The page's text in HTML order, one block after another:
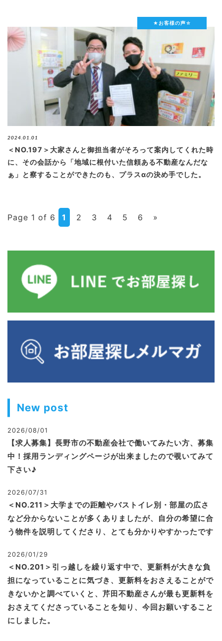
★お客様の声☆
2024.01.01
＜NO.197＞大家さんと御担当者がそろって案内してくれた時
に、その会話から「地域に根付いた信頼ある不動産なんだな
ぁ」と察することができたのも、プラスαの決め手でした。
Page 1 of 6 1 2 3 4 5 6 »
New post
2026/08/01
【求人募集】長野市の不動産会社で働いてみたい方、募集
中！採用ランディングページが出来ましたので覗いてみて
下さい♪
2026/07/31
＜NO.211＞大学までの距離やバストイレ別・部屋の広さ
など分からないことが多くありましたが、自分の希望に合
う物件を説明してくださり、とても分かりやすかったです
2026/01/29
＜NO.201＞引っ越しを繰り返す中で、更新料が大きな負
担になっていることに気づき、更新料をおさえることがで
きないかと調べていくと、芹田不動産さんが最も更新料を
おさえてくださっていることを知り、今回お願いすること
にしました。